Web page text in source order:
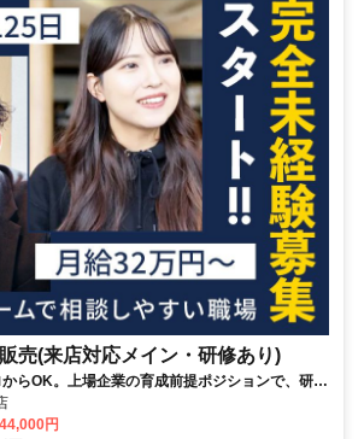
売(来店対応メイン・研修あり)
らOK。上場企業の育成前提ポジションで、研修
ら学べます。
円